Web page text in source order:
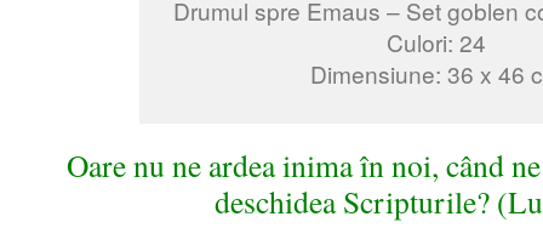
Drumul spre Emaus – Set goblen c
Culori: 24
Dimensiune: 36 x 46
Oare nu ne ardea inima în noi, când
deschidea Scripturile?